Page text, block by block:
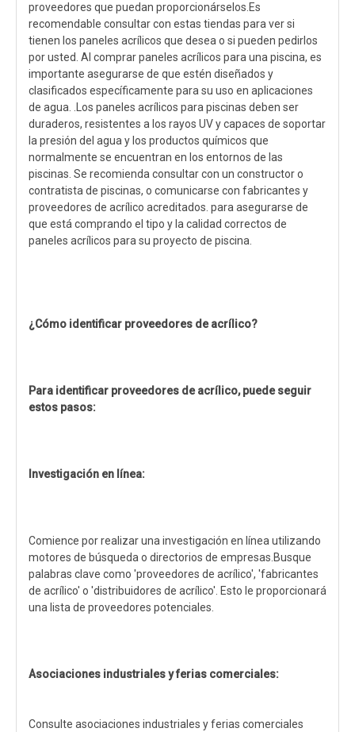
proveedores que puedan proporcionárselos.Es
recomendable consultar con estas tiendas para ver si
tienen los paneles acrílicos que desea o si pueden pedirlos
por usted. Al comprar paneles acrílicos para una piscina, es
importante asegurarse de que estén diseñados y
clasificados específicamente para su uso en aplicaciones
de agua. .Los paneles acrílicos para piscinas deben ser
duraderos, resistentes a los rayos UV y capaces de soportar
la presión del agua y los productos químicos que
normalmente se encuentran en los entornos de las
piscinas. Se recomienda consultar con un constructor o
contratista de piscinas, o comunicarse con fabricantes y
proveedores de acrílico acreditados. para asegurarse de
que está comprando el tipo y la calidad correctos de
paneles acrílicos para su proyecto de piscina.
¿Cómo identificar proveedores de acrílico?
Para identificar proveedores de acrílico, puede seguir
estos pasos:
Investigación en línea:
Comience por realizar una investigación en línea utilizando
motores de búsqueda o directorios de empresas.Busque
palabras clave como 'proveedores de acrílico', 'fabricantes
de acrílico' o 'distribuidores de acrílico'. Esto le proporcionará
una lista de proveedores potenciales.
Asociaciones industriales y ferias comerciales:
Consulte asociaciones industriales y ferias comerciales